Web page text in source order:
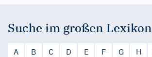
Suche im großen Lexikon
A B C D E F G H